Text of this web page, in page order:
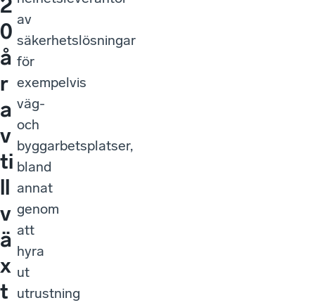
2
0
å
r
a
v
ti
ll
v
ä
x
t
av
säkerhetslösningar
för
exempelvis
väg-
och
byggarbetsplatser,
bland
annat
genom
att
hyra
ut
utrustning